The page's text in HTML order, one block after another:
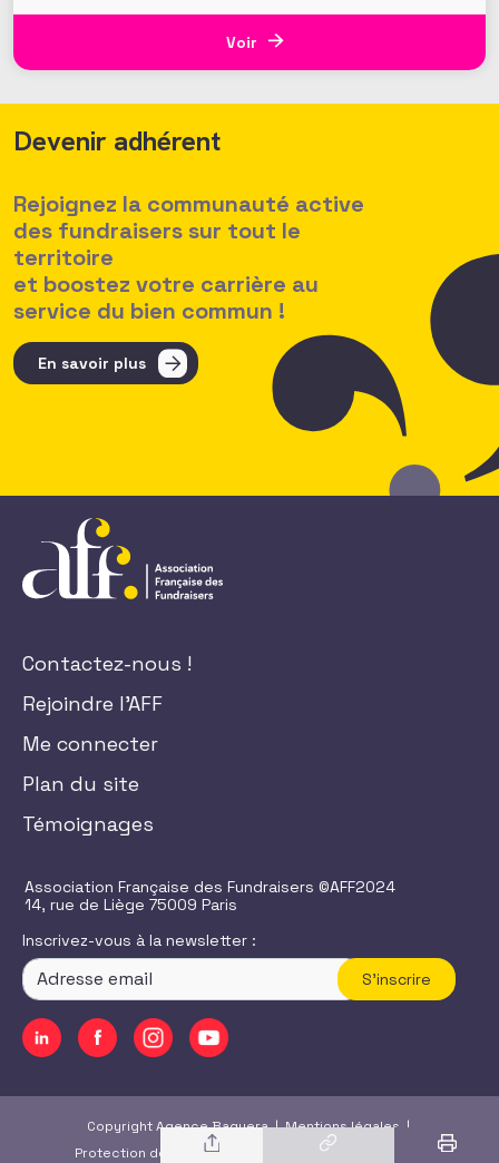
L’AFF c’est une équipe, mais c’est aussi et surtout
un réseau. Vous, nos 1350 adhérents, faites la
Voir
Devenir adhérent
Rejoignez la communauté active
des fundraisers sur tout le
territoire
et boostez votre carrière au
service du bien commun !
En savoir plus
Contactez-nous !
Rejoindre l'AFF
Me connecter
Plan du site
Témoignages
Association Française des Fundraisers ©AFF2024
14, rue de Liège 75009 Paris
Inscrivez-vous à la newsletter :
S'inscrire
Copyright Agence Baguera |Mentions légales |
Protection des données
|